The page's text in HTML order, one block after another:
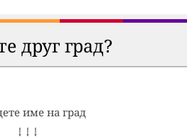
друг град?
име на град
↓ ↓ ↓